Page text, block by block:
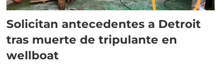
Solicitan antecedentes a Detroit
tras muerte de tripulante en
wellboat